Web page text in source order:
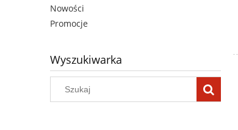
Nowości
Promocje
Wyszukiwarka